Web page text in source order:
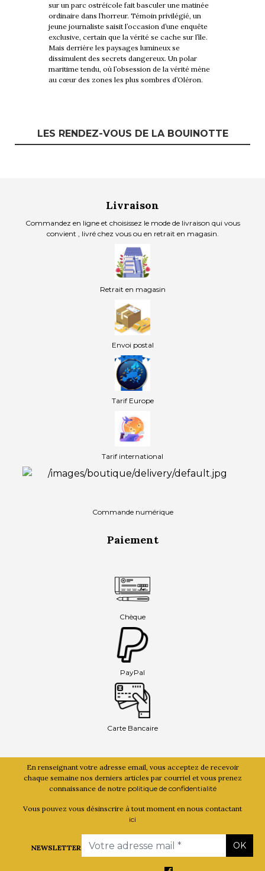
LES RENDEZ-VOUS DE LA BOUINOTTE
sur un parc ostréicole fait basculer une matinée
ordinaire dans l’horreur. Témoin privilégié, un
jeune journaliste saisit l’occasion d’une enquête
exclusive, certain que la vérité se cache sur l’île.
Mais derrière les paysages lumineux se
dissimulent des secrets dangereux. Un polar
maritime tendu, où l’obsession de la vérité mène
au cœur des zones les plus sombres d’Oléron.
Livraison
Commandez en ligne et choisissez le mode de livraison qui vous
convient , livré chez vous ou en retrait en magasin.
Retrait en magasin
Envoi postal
Tarif Europe
Tarif international
Commande numérique
Paiement
Chèque
PayPal
Carte Bancaire
En renseignant votre adresse email, vous acceptez de recevoir
chaque semaine nos derniers articles par courriel et vous prenez
connaissance de notre politique de confidentialité
Vous pouvez vous désinscrire à tout moment en nous contactant
ici
NEWSLETTER
Email OK